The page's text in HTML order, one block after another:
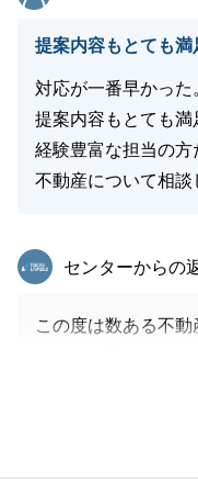
提案内容もとても
対応が一番早かった
提案内容もとても満
経験豊富な担当の
不動産について相談
東急リバブル
センターからの
この度は数ある不
に様々ご協力をい
引を完了すること
今後も不動産関連